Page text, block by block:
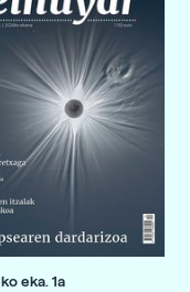
eka. 1a